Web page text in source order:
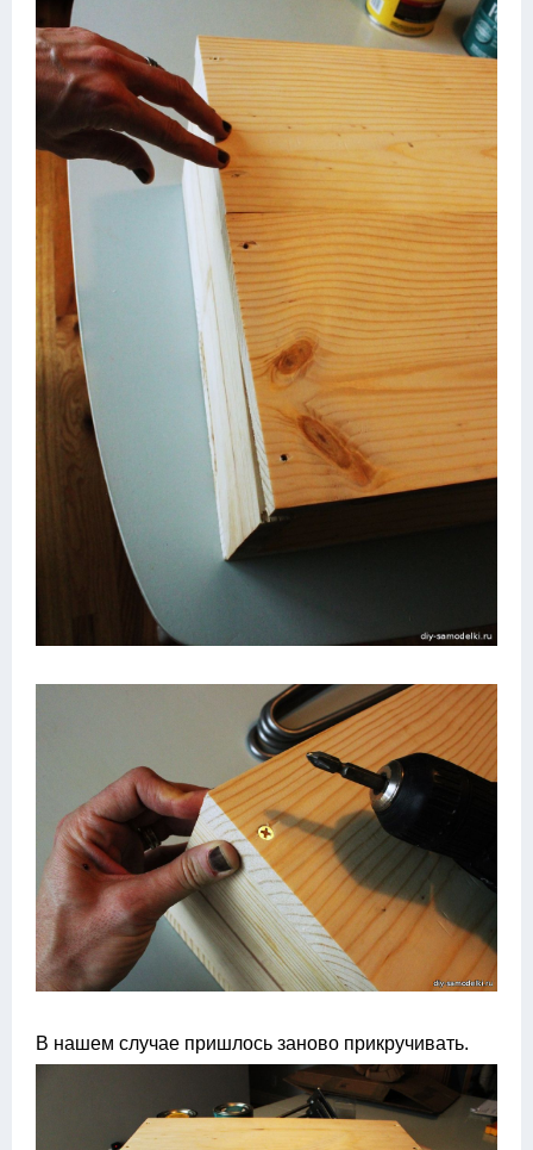
В нашем случае пришлось заново прикручивать.